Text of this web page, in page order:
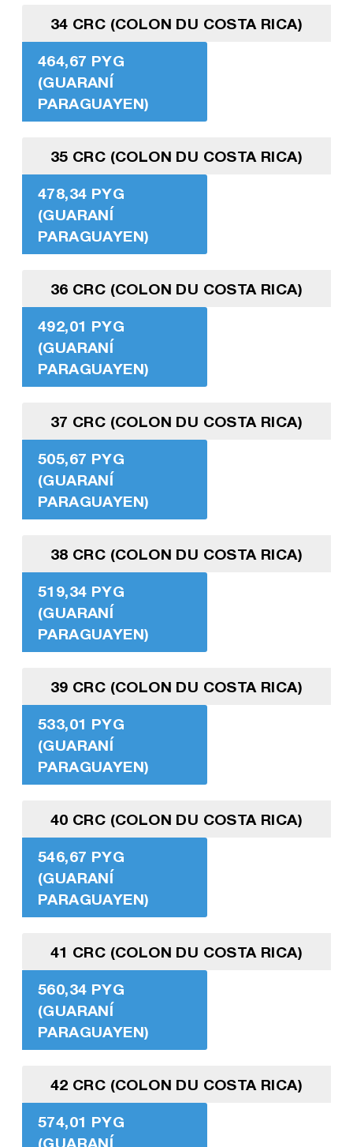
34 CRC (COLON DU COSTA RICA)
464,67 PYG
(GUARANÍ
PARAGUAYEN)
35 CRC (COLON DU COSTA RICA)
478,34 PYG
(GUARANÍ
PARAGUAYEN)
36 CRC (COLON DU COSTA RICA)
492,01 PYG
(GUARANÍ
PARAGUAYEN)
37 CRC (COLON DU COSTA RICA)
505,67 PYG
(GUARANÍ
PARAGUAYEN)
38 CRC (COLON DU COSTA RICA)
519,34 PYG
(GUARANÍ
PARAGUAYEN)
39 CRC (COLON DU COSTA RICA)
533,01 PYG
(GUARANÍ
PARAGUAYEN)
40 CRC (COLON DU COSTA RICA)
546,67 PYG
(GUARANÍ
PARAGUAYEN)
41 CRC (COLON DU COSTA RICA)
560,34 PYG
(GUARANÍ
PARAGUAYEN)
42 CRC (COLON DU COSTA RICA)
574,01 PYG
(GUARANÍ